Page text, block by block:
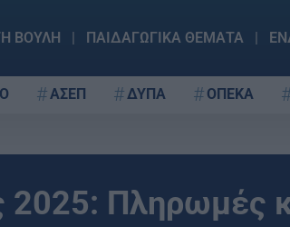
ΒΟΥΛΗ ΠΑΙΔΑΓΩΓΙΚΑ ΘΕΜΑΤΑ
ΑΣΕΠ ΔΥΠΑ ΟΠΕΚΑ
2025: Πληρωμές